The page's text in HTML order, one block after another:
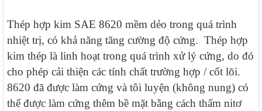
Thép hợp kim SAE 8620 mềm dẻo trong quá trình
nhiệt trị, có khả năng tăng cường độ cứng. Thép hợp
kim thép là linh hoạt trong quá trình xử lý cứng, do đó
cho phép cải thiện các tính chất trường hợp / cốt lõi.
8620 đã được làm cứng và tôi luyện (không nung) có
thể được làm cứng thêm bề mặt bằng cách thấm nitơ